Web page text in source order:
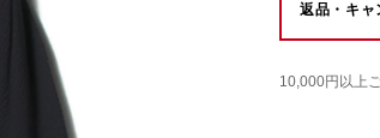
返品・キャ
10,000円以上